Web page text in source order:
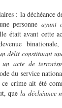
: la déchéance
personne ayant
était avant cette
délit constituant
acte de
du service
crime ait été
que la déchéance